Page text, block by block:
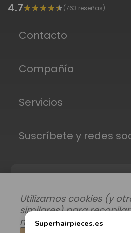
4.7 (763 reseñas)
Contacto
Compañía
Servicios
Suscríbete y redes
Utilizamos cookies (y
similares) para
mejorar su experiencia